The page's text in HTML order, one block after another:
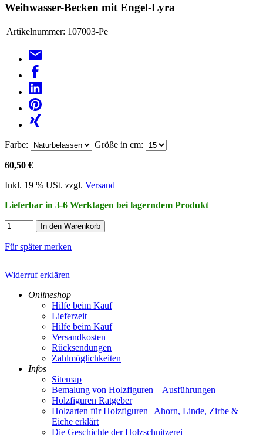
Weihwasser-Becken mit Engel-Lyra
Artikelnummer: 107003-Pe
Farbe: Größe in cm:
60,50 €
Inkl. 19 % USt. zzgl. Versand
Lieferbar in 3-6 Werktagen bei lagerndem Produkt
In den Warenkorb
Für später merken
Widerruf erklären
Onlineshop
Hilfe beim Kauf
Lieferzeit
Hilfe beim Kauf
Versandkosten
Rücksendungen
Zahlmöglichkeiten
Infos
Sitemap
Bemalung von Holzfiguren – Ausführungen
Holzfiguren Ratgeber
Holzarten für Holzfiguren | Ahorn, Linde, Zirbe &
Eiche erklärt
Die Geschichte der Holzschnitzerei